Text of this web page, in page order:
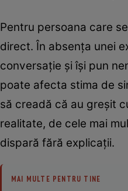
Pentru persoana care
direct. În absența unei
conversație și își pun
poate afecta stima de
să creadă că au greșit
realitate, de cele mai
dispară fără explicații.
MAI MULTE PENTRU TINE